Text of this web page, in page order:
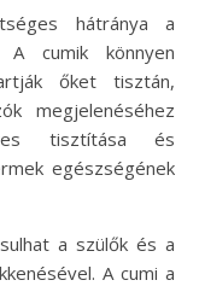
hátránya a
A cumik könnyen
őket tisztán,
megjelenéséhez
tisztítása és
egészségének
a szülők és a
A cumi a